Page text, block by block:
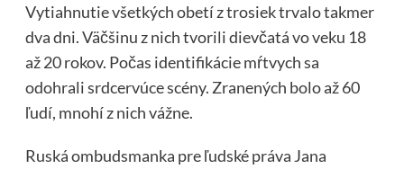
Vytiahnutie všetkých obetí z trosiek trvalo takmer
dva dni. Väčšinu z nich tvorili dievčatá vo veku 18
až 20 rokov. Počas identifikácie mŕtvych sa
odohrali srdcervúce scény. Zranených bolo až 60
ľudí, mnohí z nich vážne.
Ruská ombudsmanka pre ľudské práva Jana